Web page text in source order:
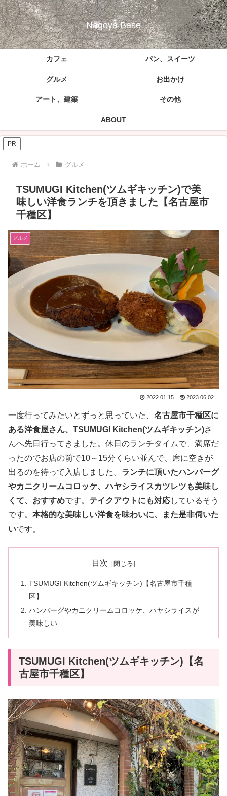
Nagoya Base
カフェ パン、スイーツ
グルメ お出かけ
アート、建築 その他
ABOUT
PR
ホーム グルメ
TSUMUGI Kitchen(ツムギキッチン)で美
味しい洋食ランチを頂きました【名古屋市
千種区】
グルメ
2022.01.15 2023.06.02
一度行ってみたいとずっと思っていた、 名古屋市千種区に
ある洋食屋さん、TSUMUGI
Kitchen(ツムギキッチン)さ
んへ先日行ってきました。休日のランチタイムで、満席だ
ったのでお店の前で10～15分くらい並んで、席に空きが
出るのを待って入店しました。 ランチに頂いたハンバーグ
やカニクリームコロッケ、ハヤシライスカツレツも美味し
くて、おすすめです。 テイクアウトにも対応しているそう
です。 本格的な美味しい洋食を味わいに、また是非伺いた
いです。
目次
TSUMUGI Kitchen(ツムギキッチン)【名古屋市千種
区】
ハンバーグやカニクリームコロッケ、ハヤシライスが
美味しい
TSUMUGI Kitchen(ツムギキッチン)【名
古屋市千種区】